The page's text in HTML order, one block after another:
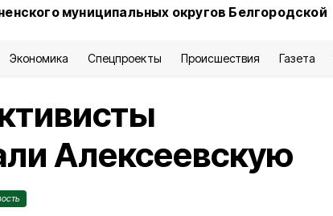
муниципальных округов Белгородской
Экономика Спецпроекты Происшествия Газета
Алексеевскую